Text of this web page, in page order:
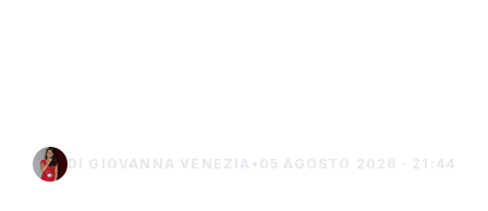
DI GIOVANNA VENEZIA • 05 AGOSTO 2026 · 21:44